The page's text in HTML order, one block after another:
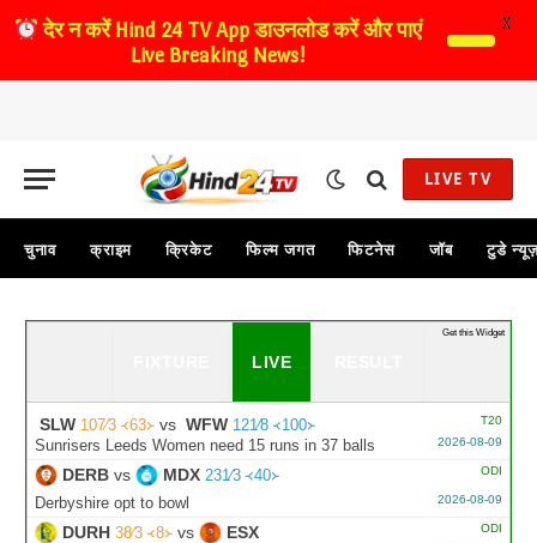
LIVE TV
चुनाव क्राइम क्रिकेट फिल्म जगत फिटनेस जॉब टुडे
LIVE
T20
SLW 107∕3 ᚜63᚛ vs WFW 121∕8 ᚜100᚛
2026-08-09
Sunrisers Leeds Women need 15 runs in 37 balls
ODI
DERB vs MDX 231∕3 ᚜40᚛
2026-08-09
Derbyshire opt to bowl
ODI
DURH 38∕3 ᚜8᚛vs ESX
Get this Widget
देर न करेंHind 24 TV App डाउनलोड करें और पाएं
Live Breaking News!
X